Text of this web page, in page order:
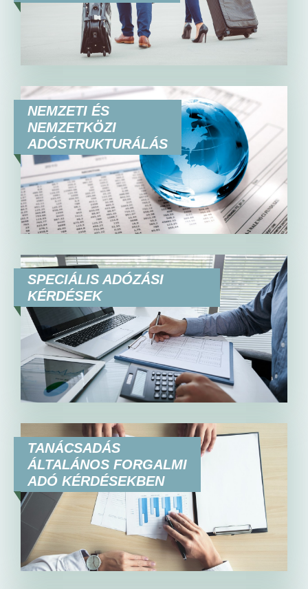
NEMZETI ÉS
NEMZETKÖZI
ADÓSTRUKTURÁLÁS
SPECIÁLIS ADÓZÁSI
KÉRDÉSEK
TANÁCSADÁS
ÁLTALÁNOS FORGALMI
ADÓ KÉRDÉSEKBEN